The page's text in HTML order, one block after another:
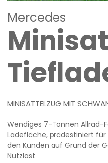
Mercedes
MINISATTELZUG MIT
Wendiges 7-Tonnen Allrad-
Ladefläche, prädestiniert
den Kunden auf Grund der
Nutzlast